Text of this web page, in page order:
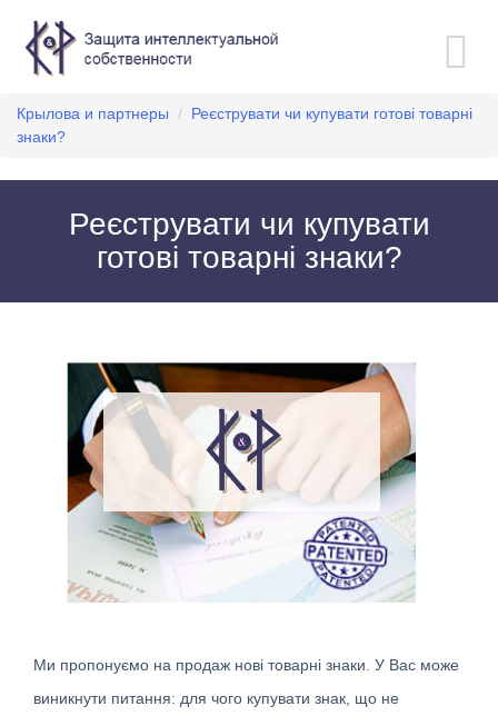
Toggle
Крылова и партнеры / Реєструвати чи купувати готові товарні
знаки?
Реєструвати чи купувати
готові товарні знаки?
Ми пропонуємо на продаж нові товарні знаки. У Вас може
виникнути питання: для чого купувати знак, що не